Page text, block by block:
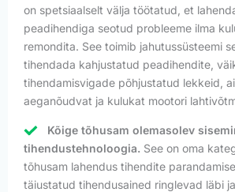
on spetsiaalselt välja töötatud, et
peadihendiga seotud probleeme ilma
remondita. See toimib jahutussüsteemi
tihendada kahjustatud peadihendite,
tihendamisvigade põhjustatud lekkeid,
aeganõudvat ja kulukat mootori
Kõige tõhusam olemasolev
tihendustehnoloogia. See on oma
tõhusam lahendus tihendite
täiustatud tihendusained ringlevad läbi